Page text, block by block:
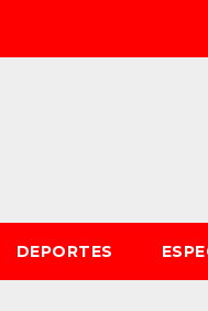
DEPORTES